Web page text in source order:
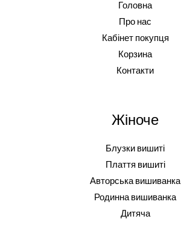
Головна
Про нас
Кабінет покупця
Корзина
Контакти
Жіноче
Блузки вишиті
Плаття вишиті
Авторська вишиванка
Родинна вишиванка
Дитяча